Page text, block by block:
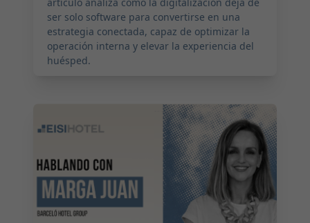
ser solo software para convertirse en una
estrategia conectada, capaz de optimizar la
operación interna y elevar la experiencia del
huésped.
2026-05-06 12:59:00